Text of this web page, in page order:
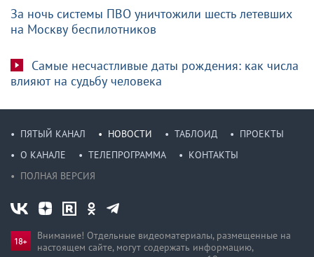
За ночь системы ПВО уничтожили шесть летевших
на Москву беспилотников
Самые несчастливые даты рождения: как числа
влияют на судьбу человека
ПЯТЫЙ КАНАЛ НОВОСТИ ТАБЛОИД
ПРОЕКТЫ
О КАНАЛЕ
ТЕЛЕПРОГРАММА
КОНТАКТЫ
ПОЛНАЯ ВЕРСИЯ
Внимание! Отдельные видеоматериалы, размещенные на
настоящем сайте, могут содержать информацию,